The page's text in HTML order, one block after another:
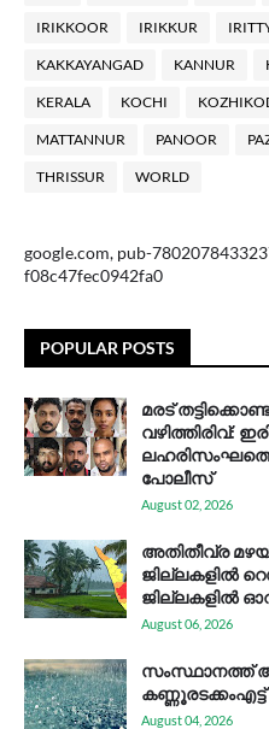
IRIKKOOR IRIKKUR
KAKKAYANGAD KANNUR
KERALA KOCHI
MATTANNUR PANOOR
THRISSUR WORLD
google.com, pub-
f08c47fec0942fa0
POPULAR POSTS
മരട്
വഴിത്തിരിവ്:
ലഹരിസംഘത്തെ
പോലീസ്
August 02, 2026
അതിതീവ്ര
ജില്ലകളിൽ
ജില്ലകളിൽ
August 06, 2026
സം​സ്ഥാ​ന​ത്ത്
August 04, 2026